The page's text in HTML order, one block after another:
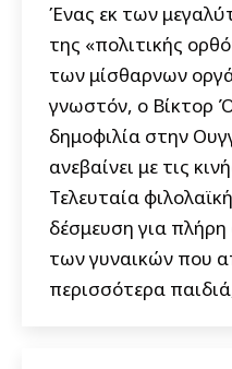
Ένας εκ των
της «πολιτικής
των μίσθαρνων
γνωστόν, ο Βίκτορ
δημοφιλία στην
ανεβαίνει με τις
Τελευταία
δέσμευση για
των γυναικών που
περισσότερα